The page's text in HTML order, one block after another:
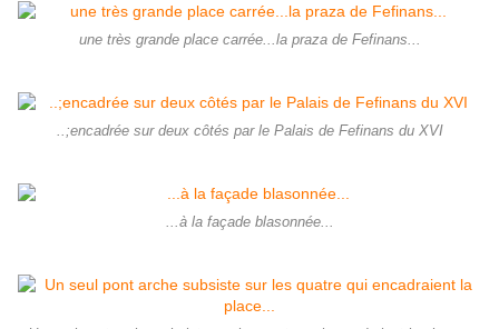
une très grande place carrée...la praza de Fefinans...
..;encadrée sur deux côtés par le Palais de Fefinans du XVI
...à la façade blasonnée...